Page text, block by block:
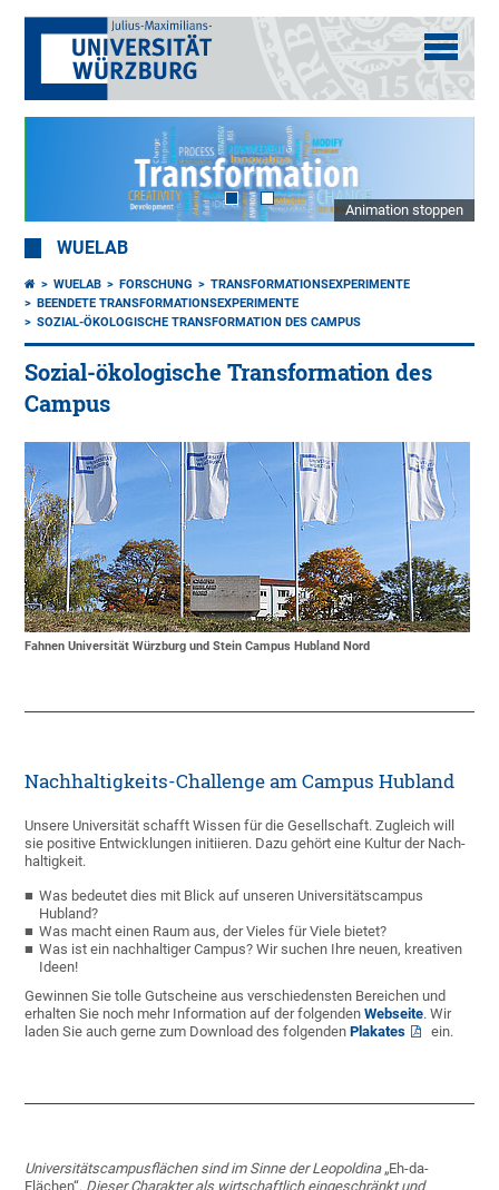
Animation stoppen
WUELAB
WUELAB FORSCHUNG
TRANSFORMATIONSEXPERIMENTE
BEENDETE TRANSFORMATIONSEXPERIMENTE
SOZIAL-ÖKOLOGISCHE TRANSFORMATION DES CAMPUS
Sozial-ökologische Transformation des
Campus
Fahnen Universität Würzburg und Stein Campus Hubland Nord
Nachhaltigkeits-Challenge am Campus Hubland
Unsere Universität schafft Wissen für die Gesellschaft. Zugleich will
sie positive Ent­wicklungen initiieren. Dazu gehört eine Kultur der Nach­
haltigkeit.
Was bedeutet dies mit Blick auf unseren Univer­sitätscampus
Hubland?
Was macht einen Raum aus, der Vieles für Viele bietet?
Was ist ein nachhaltiger Campus? Wir suchen Ihre neuen, kreativen
Ideen!
Gewinnen Sie tolle Gutscheine aus verschiedensten Bereichen und
erhalten Sie noch mehr Information auf der folgendenWebseite. Wir
laden Sie auch gerne zum Download des folgendenPlakates ein.
Universitätscampusflächen sind im Sinne der Leopoldina„Eh-da-
Flächen“. Dieser Charakter als wirtschaftlich eingeschränkt und